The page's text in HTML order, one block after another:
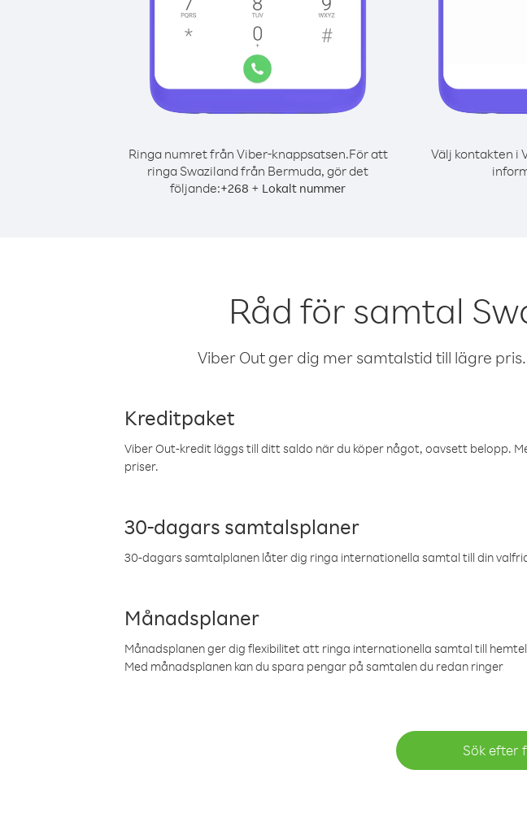
Ringa numret från Viber-knappsatsen.För att
ringa Swaziland från Bermuda, gör det
följande:+268 + Lokalt nummer
Välj kontakten i
Råd för samtal
Viber Out ger dig mer samtalstid till lägre
Kreditpaket
Viber Out-kredit läggs till ditt saldo när du köper något, oavsett belopp.
priser.
30-dagars samtalsplaner
30-dagars samtalplanen låter dig ringa internationella samtal till din
Månadsplaner
Månadsplanen ger dig flexibilitet att ringa internationella samtal till
Med månadsplanen kan du spara pengar på samtalen du redan ringer
Sök efter